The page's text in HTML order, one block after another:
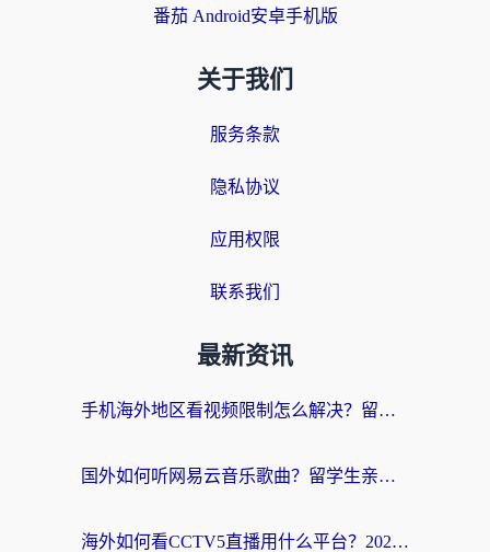
番茄 Android安卓手机版
关于我们
服务条款
隐私协议
应用权限
联系我们
最新资讯
手机海外地区看视频限制怎么解决？留学生亲测有效的回国加速器指南
国外如何听网易云音乐歌曲？留学生亲测有效的回国加速方案
海外如何看CCTV5直播用什么平台？2026最新指南：看欧洲杯、中超、奥运不再卡